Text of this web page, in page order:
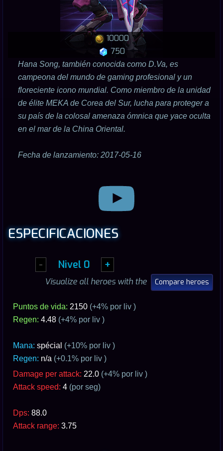
10000
750
Hana Song, también conocida como D.Va, es
campeona del mundo de gaming profesional y un
floreciente icono mundial. Como miembro de la unidad
de élite MEKA de Corea del Sur, lucha para proteger a
su país de la colosal amenaza ómnica que yace oculta
en el mar de la China Oriental.
Fecha de lanzamiento: 2017-05-16
ESPECIFICACIONES
- Nivel 0 +
Visualize all heroes with the Compare heroes
Puntos de vida: 2150 (+4% por liv )
Regen: 4.48 (+4% por liv )
Mana: spécial (+10% por liv )
Regen: n/a (+0.1% por liv )
Damage per attack: 22.0 (+4% por liv )
Attack speed: 4 (por seg)
Dps: 88.0
Attack range: 3.75